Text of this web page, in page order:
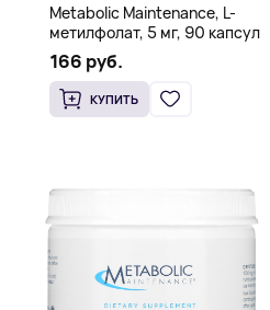
Metabolic Maintenance, L-
метилфолат, 5 мг, 90 капсул
166 руб.
КУПИТЬ